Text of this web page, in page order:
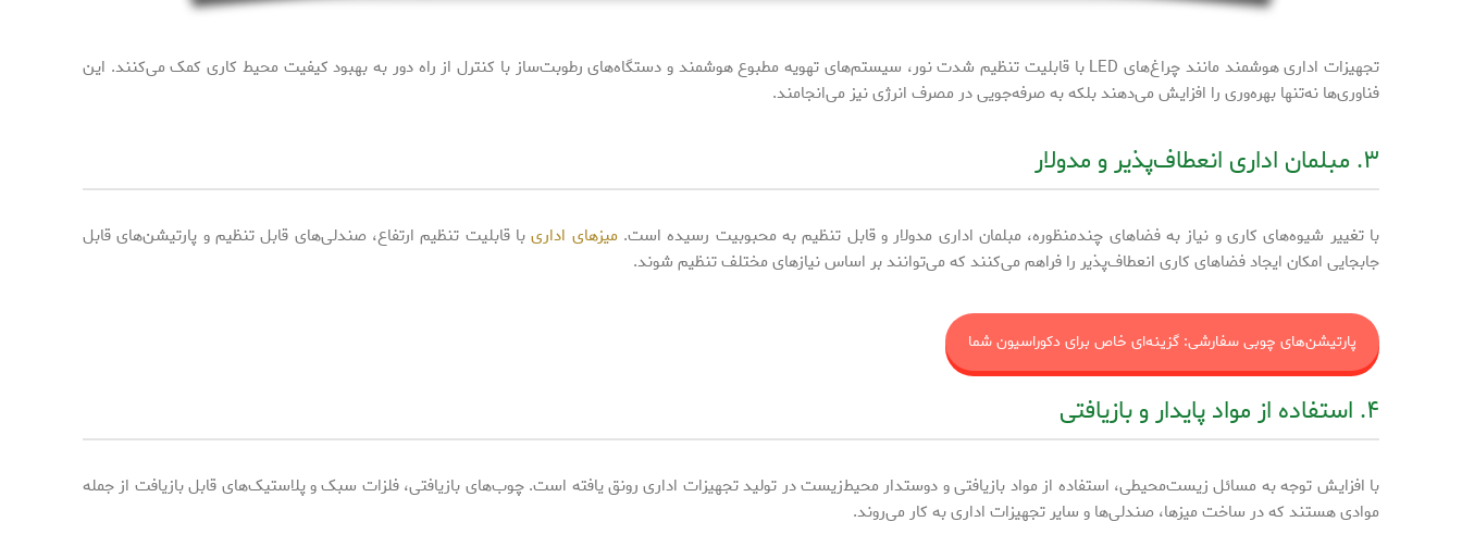
تجهیزات اداری هوشمند مانند چراغ‌های LED با قابلیت تنظیم شدت نور، سیستم‌های تهویه مطبوع هوشمند و دستگاه‌های رطوبت‌ساز با کنترل از راه دور به بهبود کیفیت محیط کاری کمک می‌کنند. این
فناوری‌ها نه‌تنها بهره‌وری را افزایش می‌دهند بلکه به صرفه‌جویی در مصرف انرژی نیز می‌انجامند.
۳. مبلمان اداری انعطاف‌پذیر و مدولار
با تغییر شیوه‌های کاری و نیاز به فضاهای چندمنظوره، مبلمان اداری مدولار و قابل تنظیم به محبوبیت رسیده است.میزهای اداریبا قابلیت تنظیم ارتفاع، صندلی‌های قابل تنظیم و پارتیشن‌های قابل
جابجایی امکان ایجاد فضاهای کاری انعطاف‌پذیر را فراهم می‌کنند که می‌توانند بر اساس نیازهای مختلف تنظیم شوند.
پارتیشن‌های چوبی سفارشی: گزینه‌ای خاص برای دکوراسیون شما
۴. استفاده از مواد پایدار و بازیافتی
با افزایش توجه به مسائل زیست‌محیطی، استفاده از مواد بازیافتی و دوستدار محیط‌زیست در تولید تجهیزات اداری رونق یافته است. چوب‌های بازیافتی، فلزات سبک و پلاستیک‌های قابل بازیافت از جمله
موادی هستند که در ساخت میزها، صندلی‌ها و سایر تجهیزات اداری به کار می‌روند.